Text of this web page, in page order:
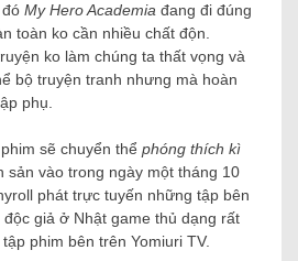
My Hero Academia đang đi đúng
toàn ko cần nhiều chất độn.
ko làm chúng ta thất vọng và
bộ truyện tranh nhưng mà hoàn
phụ.
sẽ chuyển thể phóng thích kì
vào trong ngày một tháng 10
phát trực tuyến những tập bên
giả ở Nhật game thủ dạng rất
phim bên trên Yomiuri TV.